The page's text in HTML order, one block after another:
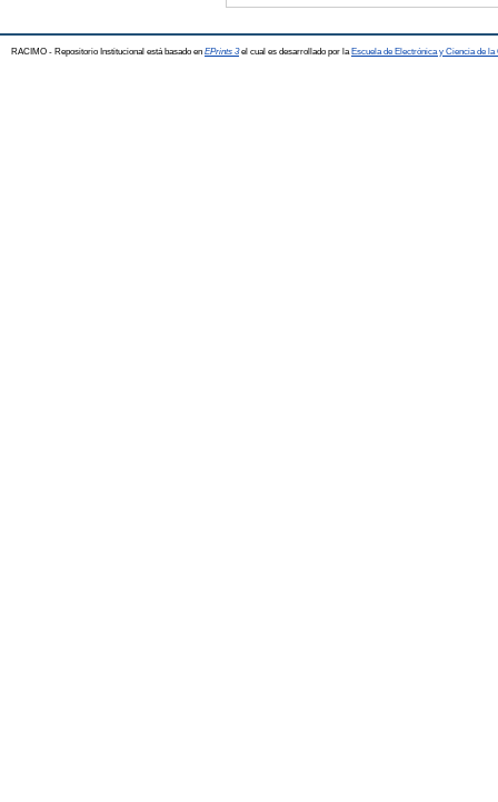
RACIMO - Repositorio Institucional está basado en EPrints 3el cual es desarrollado por la Escuela de Electrónica y Ciencia de la